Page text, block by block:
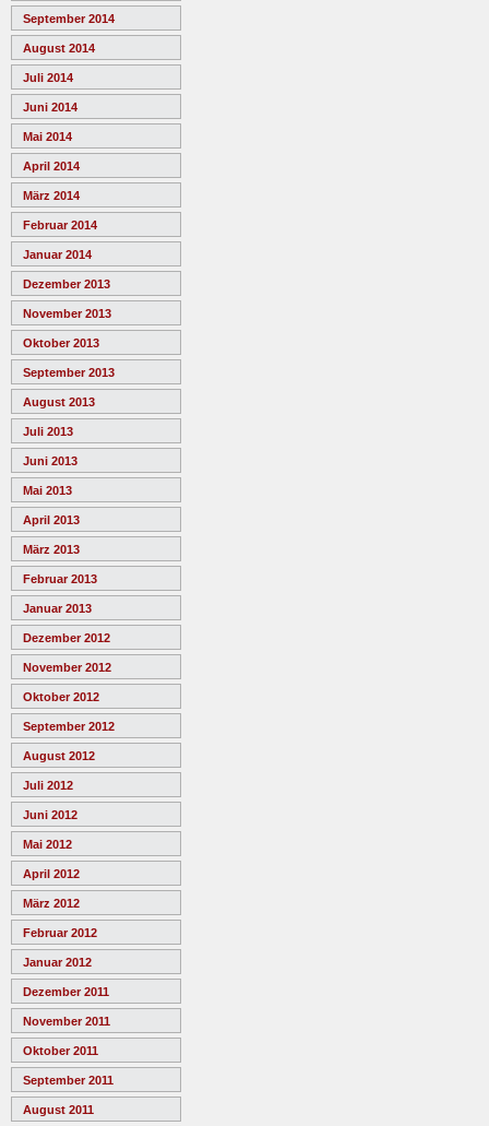
September 2014
August 2014
Juli 2014
Juni 2014
Mai 2014
April 2014
März 2014
Februar 2014
Januar 2014
Dezember 2013
November 2013
Oktober 2013
September 2013
August 2013
Juli 2013
Juni 2013
Mai 2013
April 2013
März 2013
Februar 2013
Januar 2013
Dezember 2012
November 2012
Oktober 2012
September 2012
August 2012
Juli 2012
Juni 2012
Mai 2012
April 2012
März 2012
Februar 2012
Januar 2012
Dezember 2011
November 2011
Oktober 2011
September 2011
August 2011